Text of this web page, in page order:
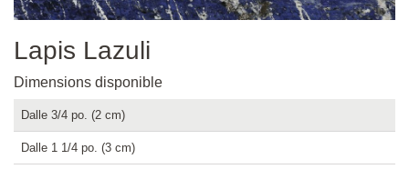
Lapis Lazuli
Dimensions disponible
Dalle 3/4 po. (2 cm)
Dalle 1 1/4 po. (3 cm)